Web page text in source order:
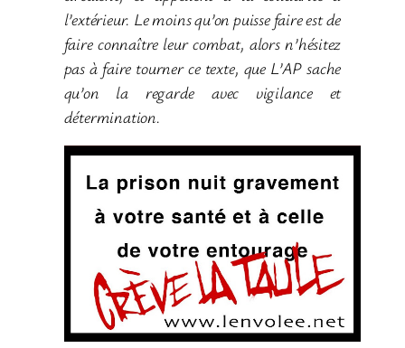
l’extérieur. Le moins qu’on puisse faire est de
faire connaître leur combat, alors n’hésitez
pas à faire tourner ce texte, que L’AP sache
qu’on la regarde avec vigilance et
détermination.